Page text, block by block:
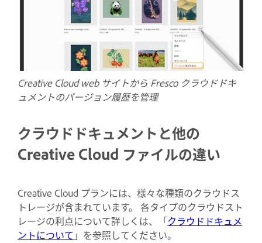
Creative Cloud web サイトから Fresco クラウドドキ
ュメントのバージョン履歴を管理
クラウドドキュメントと他の
Creative Cloud ファイルの違い
Creative Cloud プランには、様々な種類のクラウドス
トレージが含まれています。 各タイプのクラウドスト
レージの利点について詳しくは、「クラウドドキュメ
ントについて 」を参照してください。